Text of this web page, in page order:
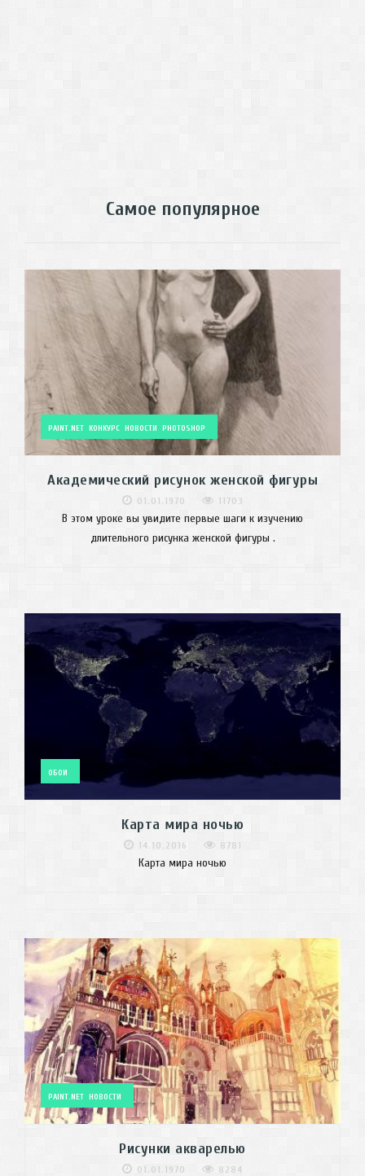
Самое популярное
PAINT.NET КОНКУРС НОВОСТИ PHOTOSHOP
Академический рисунок женской фигуры
01.01.1970 11703
В этом уроке вы увидите первые шаги к изучению
длительного рисунка женской фигуры .
ОБОИ
Карта мира ночью
14.10.2016 8781
Карта мира ночью
PAINT.NET НОВОСТИ
Рисунки акварелью
01.01.1970 8284